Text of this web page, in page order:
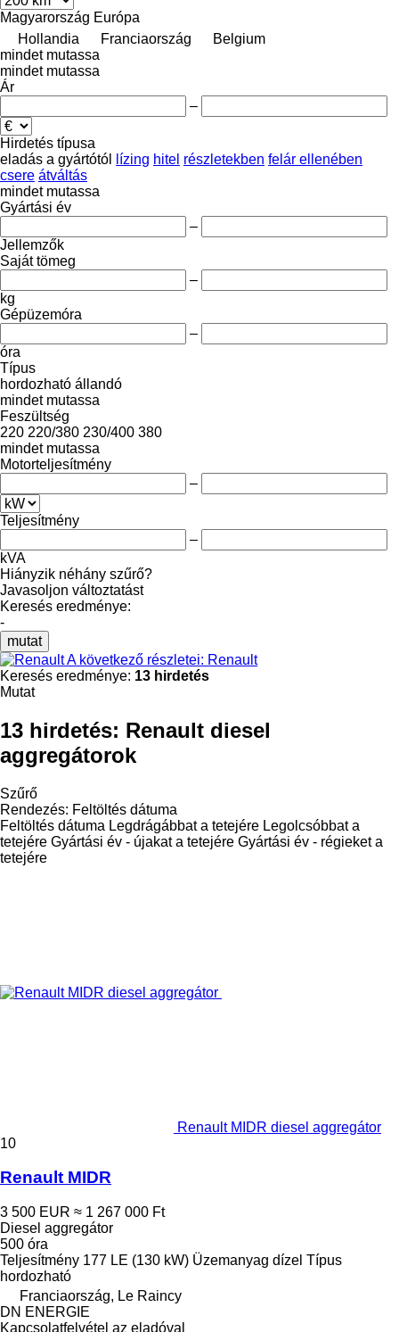
Magyarország Európa
Hollandia
Franciaország
Belgium
mindet mutassa
mindet mutassa
Ár
–
Hirdetés típusa
eladás a gyártótól lízing hitel részletekben felár ellenében
csere átváltás
mindet mutassa
Gyártási év
–
Jellemzők
Saját tömeg
–
kg
Gépüzemóra
–
óra
Típus
hordozható állandó
mindet mutassa
Feszültség
220 220/380 230/400 380
mindet mutassa
Motorteljesítmény
–
Teljesítmény
–
kVA
Hiányzik néhány szűrő?
Javasoljon változtatást
Keresés eredménye:
-
mutat
A következő részletei: Renault
Keresés eredménye: 13 hirdetés
Mutat
13 hirdetés: Renault diesel
aggregátorok
Szűrő
Rendezés: Feltöltés dátuma
Feltöltés dátuma Legdrágábbat a tetejére Legolcsóbbat a
tetejére Gyártási év - újakat a tetejére Gyártási év - régieket a
tetejére
Renault MIDR diesel aggregátor
10
Renault MIDR
3 500 EUR ≈ 1 267 000 Ft
Diesel aggregátor
500 óra
Teljesítmény 177 LE (130 kW) Üzemanyag dízel Típus
hordozható
Franciaország, Le Raincy
DN ENERGIE
Kapcsolatfelvétel az eladóval